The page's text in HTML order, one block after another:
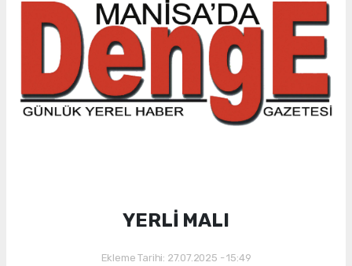
YERLİ MALI
Ekleme Tarihi: 27.07.2025 - 15:49